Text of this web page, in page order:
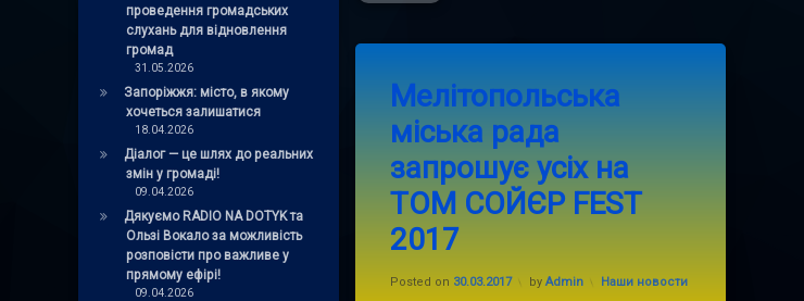
Мелітопольська
міська рада
запрошує усіх на
ТОМ СОЙЄР FEST
2017
Posted on 30.03.2017 byAdmin Categories:
Наши новости
патриот
Том Сойєр FEST 2017
ТомСойерФэст Мелитополь
проведення громадських
слухань для відновлення
громад
31.05.2026
Запоріжжя: місто, в якому
хочеться залишатися
18.04.2026
Діалог — це шлях до реальних
змін у громаді!
09.04.2026
Дякуємо RADIO NA DOTYK та
Ользі Вокало за можливість
розповісти про важливе у
прямому ефірі!
09.04.2026